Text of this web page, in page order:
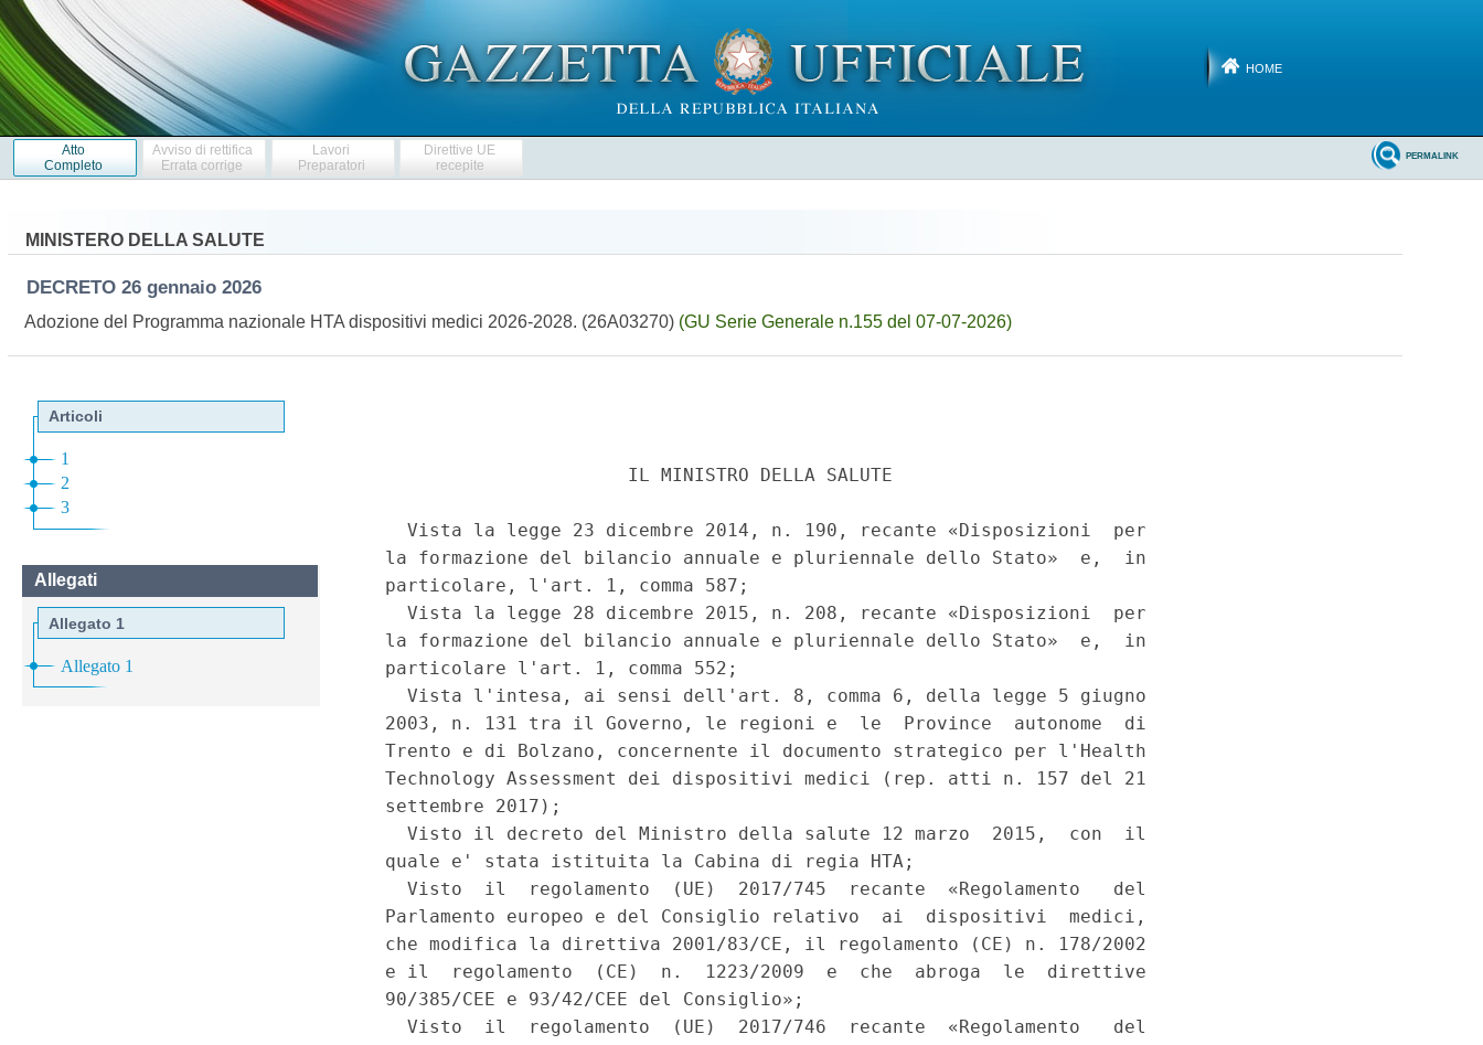
HOME
Atto
Completo
Avviso di rettifica
Errata corrige
Lavori
Preparatori
Direttive UE
recepite
PERMALINK
MINISTERO DELLA SALUTE
DECRETO 26 gennaio 2026
Adozione del Programma nazionale HTA dispositivi medici 2026-2028. (26A03270) (GU Serie Generale n.155 del 07-07-2026)